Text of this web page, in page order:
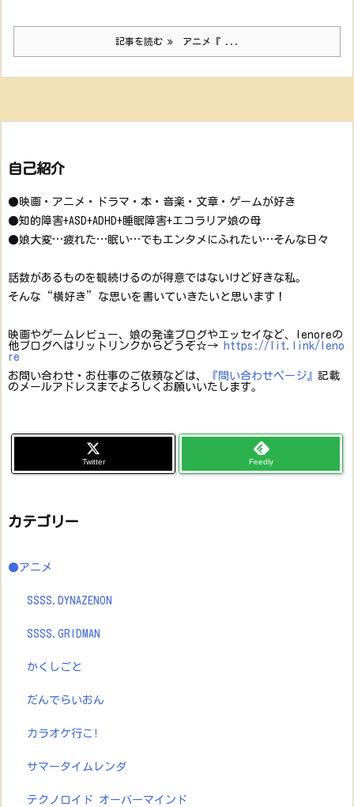
記事を読む アニメ『 ...
自己紹介
●映画・アニメ・ドラマ・本・音楽・文章・ゲームが好き
●知的障害+ASD+ADHD+睡眠障害+エコラリア娘の母
●娘大変…疲れた…眠い…でもエンタメにふれたい…そんな日々
話数があるものを観続けるのが得意ではないけど好きな私。
そんな“横好き”な思いを書いていきたいと思います！
映画やゲームレビュー、娘の発達ブログやエッセイなど、lenoreの
他ブログへはリットリンクからどうぞ☆→
https://lit.link/leno
re
お問い合わせ・お仕事のご依頼などは、
『問い合わせページ』 記載
のメールアドレスまでよろしくお願いいたします。
Twitter Feedly
カテゴリー
●アニメ
SSSS.DYNAZENON
SSSS.GRIDMAN
かくしごと
だんでらいおん
カラオケ行こ!
サマータイムレンダ
テクノロイド オーバーマインド